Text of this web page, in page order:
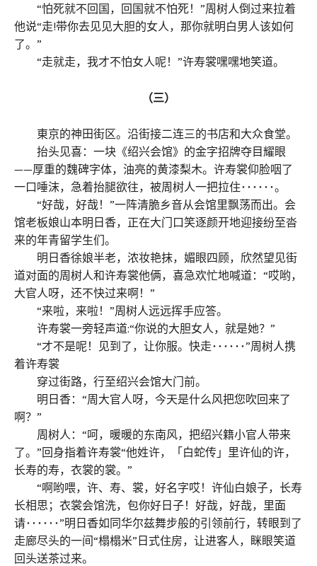
“怕死就不回国，回国就不怕死！”周树人倒过来拉着
他说“走!带你去见见大胆的女人，那你就明白男人该如何
了。”
“走就走，我才不怕女人呢！”许寿裳嘿嘿地笑道。
（三）
東京的神田街区。沿街接二连三的书店和大众食堂。
抬头见喜：一块《绍兴会馆》的金字招牌夺目耀眼
——厚重的魏碑字体，油亮的黄漆梨木。许寿裳仰脸咽了
一口唾沫，急着抬腿欲往，被周树人一把拉住･･････。
“好哉，好哉！”一阵清脆乡音从会馆里飘荡而出。会
馆老板娘山本明日香，正在大门口笑逐颜开地迎接纷至沓
来的年青留学生们。
明日香徐娘半老，浓妆艳抹，媚眼四顾，欣然望见街
道对面的周树人和许寿裳他俩，喜急欢忙地喊道：“哎哟，
大官人呀，还不快过来啊！”
“来啦，来啦！”周树人远远挥手应答。
许寿裳一旁轻声道:“你说的大胆女人，就是她？”
“才不是呢！见到了，让你服。快走･･････”周树人携
着许寿裳
穿过街路，行至绍兴会馆大门前。
明日香：“周大官人呀，今天是什么风把您吹回来了
啊？”
周树人：“呵，暖暖的东南风，把绍兴籍小官人带来
了。”回身指着许寿裳“他姓许，「白蛇传」里许仙的许，
长寿的寿，衣裳的裳。”
“啊哟喂，许、寿、裳，好名字哎！许仙白娘子，长寿
长相思；衣裳会馆洗，包你好日子！好哉，好哉，里面
请･･････”明日香如同华尔兹舞步般的引领前行，转眼到了
走廊尽头的一间“榻榻米”日式住房，让进客人，眯眼笑道
回头送茶过来。